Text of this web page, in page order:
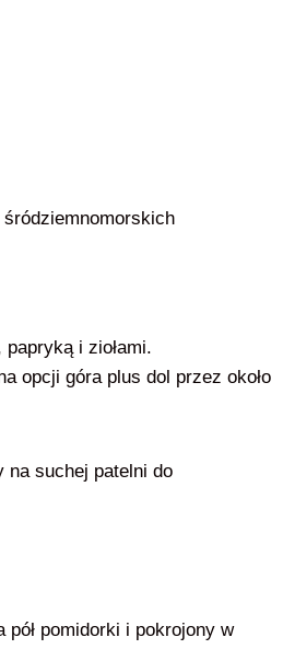
śródziemnomorskich
i ziołami.
opcji góra plus dol przez około
na suchej patelni do
pomidorki i pokrojony w